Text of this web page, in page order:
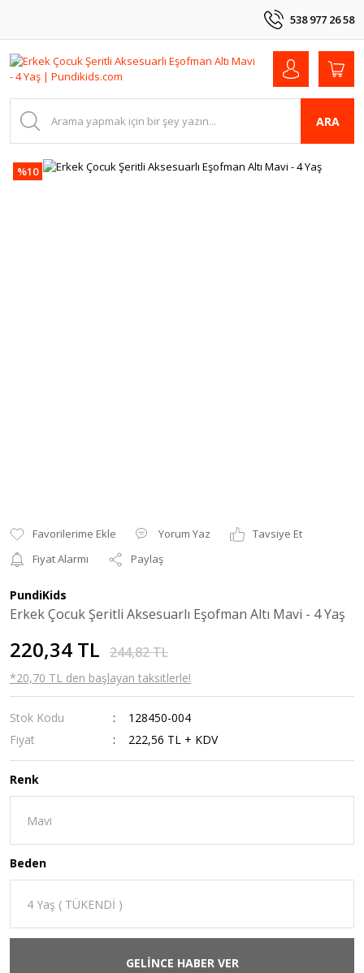
538 977 26 58
ARA
%10
Yorum Yaz
Tavsiye Et
Fiyat Alarmı
Paylaş
PundiKids
Erkek Çocuk Şeritli Aksesuarlı Eşofman Altı Mavi - 4 Yaş
220,34 TL 244,82 TL
*20,70 TL den başlayan taksitlerle!
Stok Kodu
128450-004
Fiyat
222,56 TL + KDV
Renk
Beden
GELİNCE HABER VER